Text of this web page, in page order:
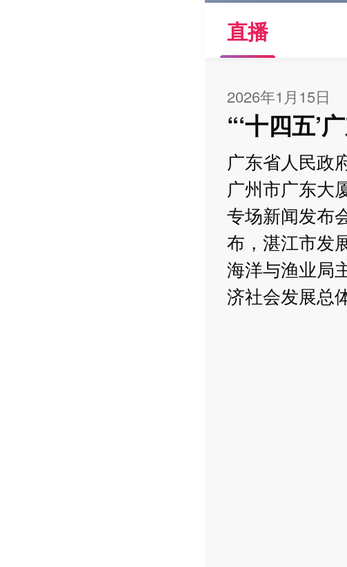
直播
2026年1月15日
“‘十四五’
广东省人民政
广州市广东大
专场新闻发布
布，湛江市发
海洋与渔业局
济社会发展总